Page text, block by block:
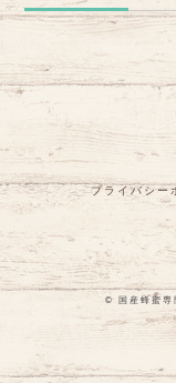
プライバシー
© 国産蜂蜜